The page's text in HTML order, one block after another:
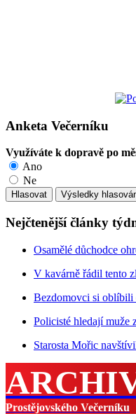
Anketa Večerníku
Využíváte k dopravě po
Ano
Ne
Nejčtenější články
Osamělé důchodce
V kavárně řádil tento
Bezdomovci si
Policisté hledají muže
Starosta Mořic
Prostějovského Večerníku